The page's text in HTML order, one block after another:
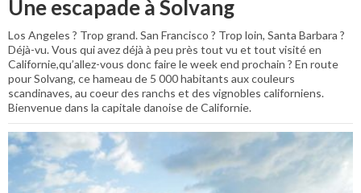
Une escapade à Solvang
Los Angeles ? Trop grand. San Francisco ? Trop loin, Santa Barbara ?
Déjà-vu. Vous qui avez déjà à peu près tout vu et tout visité en
Californie,qu’allez-vous donc faire le week end prochain ? En route
pour Solvang, ce hameau de 5 000 habitants aux couleurs
scandinaves, au coeur des ranchs et des vignobles californiens.
Bienvenue dans la capitale danoise de Californie.